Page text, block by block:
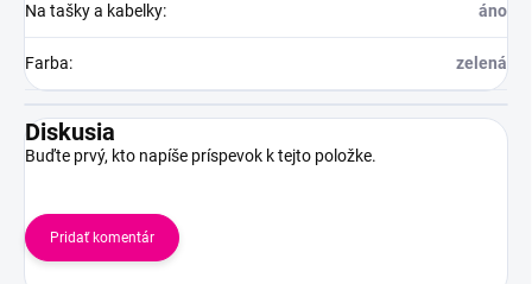
Na tašky a kabelky: áno
Farba: zelená
Diskusia
Buďte prvý, kto napíše príspevok k tejto položke.
Pridať komentár